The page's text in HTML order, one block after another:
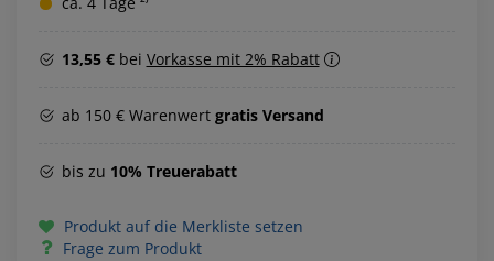
13,55 €bei Vorkasse mit 2% Rabatt
ab 150 € Warenwert gratis Versand
bis zu 10% Treuerabatt
Produkt auf die Merkliste setzen
Frage zum Produkt